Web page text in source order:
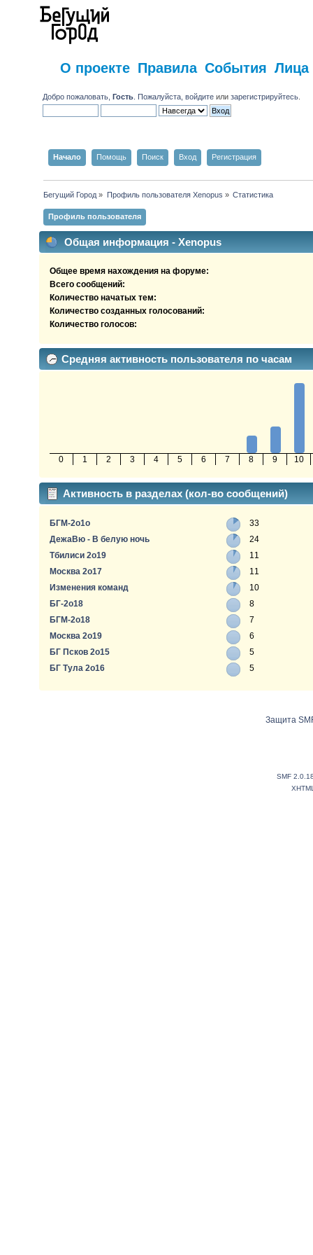
О проекте Правила События Лица
Добро пожаловать,Гость . Пожалуйста,войдите илизарегистрируйтесь
Начало Помощь Поиск Вход Регистрация
Бегущий Город » Профиль пользователя Xenopus » Статистика
Профиль пользователя
Общая информация - Xenopus
Общее время нахождения на форуме:
Всего сообщений:
Количество начатых тем:
Количество созданных голосований:
Количество голосов:
Средняя активность пользователя по часам
0 1 2 3 4 5 6 7 8 9 10
Активность в разделах (кол-во сообщений)
БГМ-2о1о
33
ДежаВю - В белую ночь
24
Тбилиси 2о19
11
Москва 2о17
11
Изменения команд
10
БГ-2о18
8
БГМ-2о18
7
Москва 2о19
6
БГ Псков 2о15
5
БГ Тула 2о16
5
Защита
SMF